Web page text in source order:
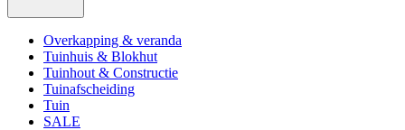
Overkapping & veranda
Tuinhuis & Blokhut
Tuinhout & Constructie
Tuinafscheiding
Tuin
SALE